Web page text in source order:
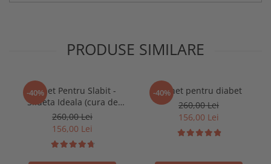
PRODUSE SIMILARE
-40%
Pachet Pentru Slabit -
Silueta Ideala (cura de
slabire)
260,00 Lei
156,00 Lei
-40%
Pachet pentru diabet
260,00 Lei
156,00 Lei